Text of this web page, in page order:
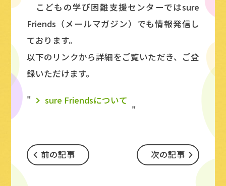
こどもの学び困難支援センターではsure
Friends（メールマガジン）でも情報発信し
ております。
以下のリンクから詳細をご覧いただき、ご登
録いただけます。
sure Friendsについて
前の記事 次の記事